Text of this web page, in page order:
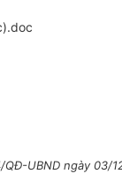
UBND ngày